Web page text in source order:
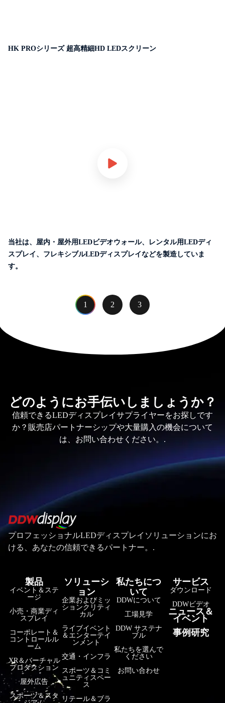
HK PROシリーズ 超高精細HD LEDスクリーン
当社は、屋内・屋外用LEDビデオウォール、レンタル用LEDディ
スプレイ、フレキシブルLEDディスプレイなどを製造していま
す。
1 2 3
どのようにお手伝いしましょうか？
信頼できるLEDディスプレイサプライヤーをお探しです
か？販売店パートナーシップや大量購入の機会について
は、お問い合わせください。.
プロフェッショナルLEDディスプレイソリューションにお
ける、あなたの信頼できるパートナー。.
製品
イベント＆ステ
ージ
小売・商業ディ
スプレイ
コーポレート＆
コントロールル
ーム
XR＆バーチャル
プロダクション
屋外広告
スポーツ＆スタ
ソリューシ
ョン
企業およびミッ
ションクリティ
カル
ライブイベント
＆エンターテイ
ンメント
交通・インフラ
スポーツ＆コミ
ュニティスペー
ス
リテール＆ブラ
私たちにつ
いて
DDWについて
工場見学
DDW サステナ
ブル
私たちを選んで
ください
お問い合わせ
サービス
ダウンロード
DDWビデオ
ニュース＆
イベント
事例研究
Bahasa Indonesia
हिन्दी
فارسی